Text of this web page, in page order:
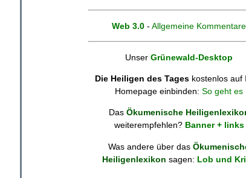
Web 3.0 - Allgemeine Kommentare
Unser Grünewald-Desktop
Die Heiligen des Tages kostenlos auf
Homepage einbinden: So geht es
Das Ökumenische
weiterempfehlen? Banner + links
Was andere über das
Heiligenlexikon sagen: Lob und